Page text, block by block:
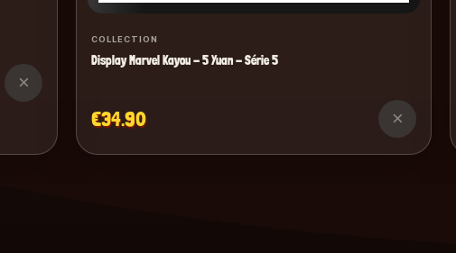
×
COLLECTION
Display Marvel Kayou - 5 Yuan - Série 5
€34.90 ×